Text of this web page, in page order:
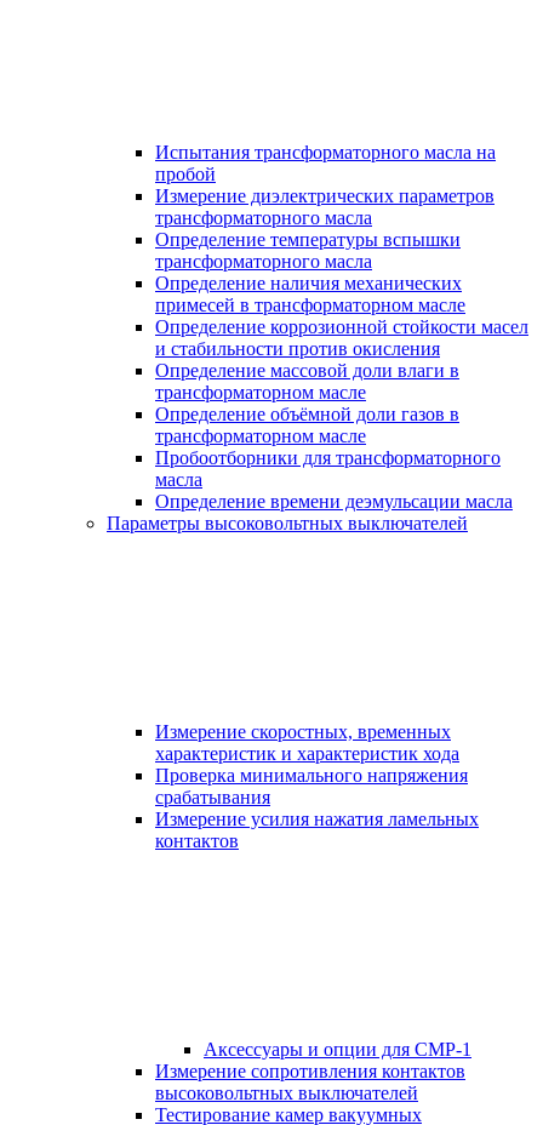
Испытания трансформаторного масла на
пробой
Измерение диэлектрических параметров
трансформаторного масла
Определение температуры вспышки
трансформаторного масла
Определение наличия механических
примесей в трансформаторном масле
Определение коррозионной стойкости масел
и стабильности против окисления
Определение массовой доли влаги в
трансформаторном масле
Определение объёмной доли газов в
трансформаторном масле
Пробоотборники для трансформаторного
масла
Определение времени деэмульсации масла
Параметры высоковольтных выключателей
Измерение скоростных, временных
характеристик и характеристик хода
Проверка минимального напряжения
срабатывания
Измерение усилия нажатия ламельных
контактов
Аксессуары и опции для СМР-1
Измерение сопротивления контактов
высоковольтных выключателей
Тестирование камер вакуумных